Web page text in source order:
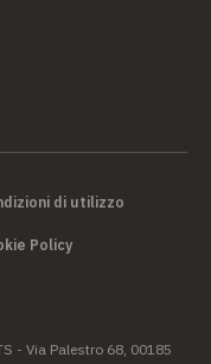
di utilizzo
Policy
- Via Palestro 68, 00185